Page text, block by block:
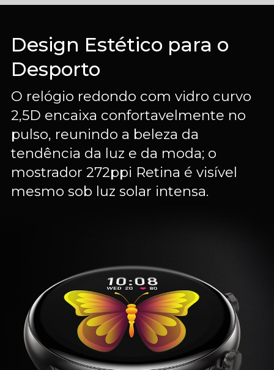
Design Estético para o
Desporto
O relógio redondo com vidro curvo
2,5D encaixa confortavelmente no
pulso, reunindo a beleza da
tendência da luz e da moda; o
mostrador 272ppi Retina é visível
mesmo sob luz solar intensa.